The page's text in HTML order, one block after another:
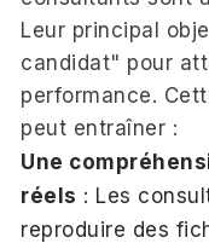
Leur principal
candidat" pour
performance.
peut entraîner :
Une
réels : Les
reproduire des